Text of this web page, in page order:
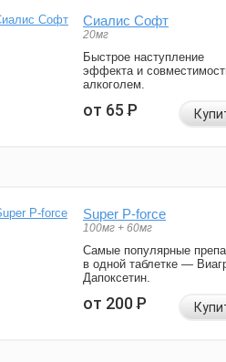
Сиалис Софт
20мг
Быстрое наступление
эффекта и
алкоголем.
от 65Р
Super P-force
100мг + 60мг
Самые популярные
в одной таблетке —
Дапоксетин.
от 200Р